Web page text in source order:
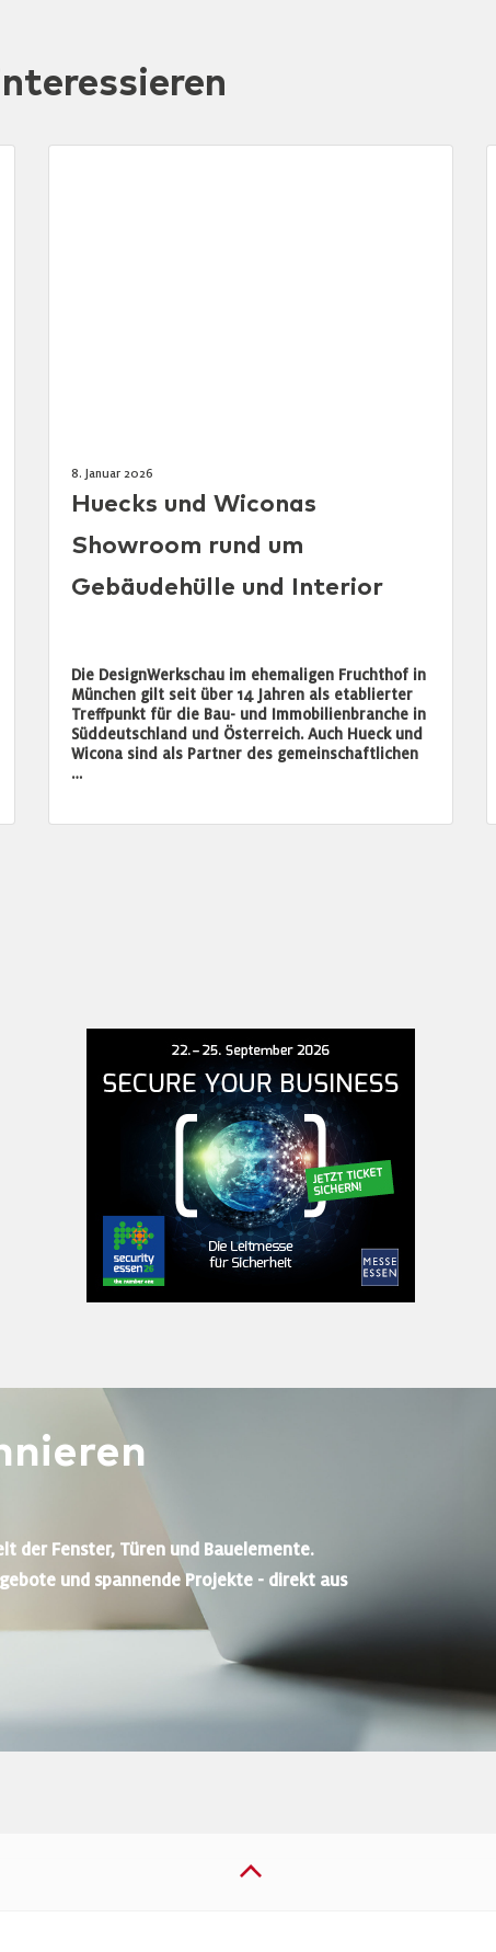
8. Januar 2026
Huecks und Wiconas
Showroom rund um
Gebäudehülle und Interior
Die DesignWerkschau im ehemaligen Fruchthof in
München gilt seit über 14 Jahren als etablierter
Treffpunkt für die Bau- und Immobilienbranche in
Süddeutschland und Österreich. Auch Hueck und
Wicona sind als Partner des gemeinschaftlichen
…
der Fenster, Türen und Bauelemente.
und spannende Projekte - direkt aus